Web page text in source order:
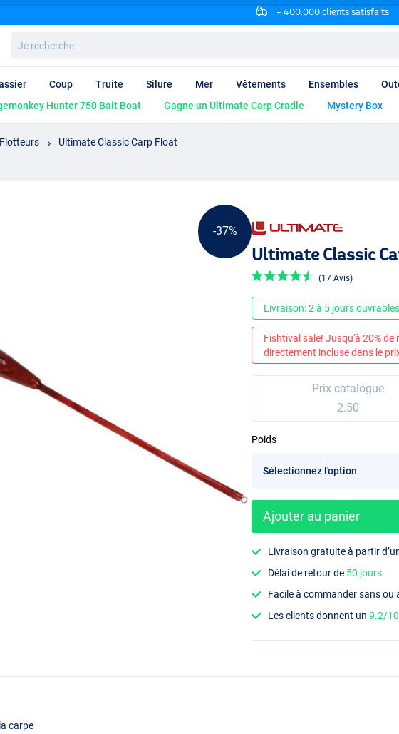
+ 400.000 clients satisfaits
recherche...
Coup Truite Silure Mer Vêtements Ensembles
Hunter 750 Bait Boat Gagne un Ultimate Carp Cradle Mystery Box
Flotteurs
Ultimate Classic Carp Float
-37%
Ultimate Classic
(17 Avis)
Livraison: 2 à 5 jours ouvrables
Fishtival sale! Jusqu'à 20%
directement incluse dans le
Prix catalogue
2.50
Poids
Ajouter au panier
Livraison gratuite à partir
Délai de retour de 50 jours
Facile à commander sans ou
Les clients donnent un9.2/10
carpe